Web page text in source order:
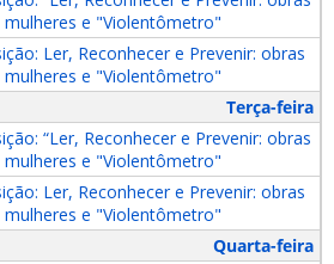
mulheres e "Violentômetro"
Ler, Reconhecer e Prevenir: obras
mulheres e "Violentômetro"
Terça-feira
“Ler, Reconhecer e Prevenir: obras
mulheres e "Violentômetro"
Ler, Reconhecer e Prevenir: obras
mulheres e "Violentômetro"
Quarta-feira